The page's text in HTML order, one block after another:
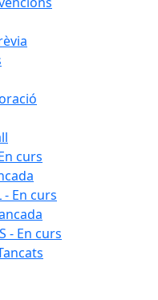
curs
- En curs
- En curs